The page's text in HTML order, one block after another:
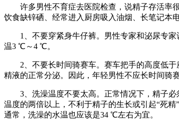
许多男性不育症去医院检查，说精子存活率很
饮食缺锌硒、经常进入厨房吸入油烟、长笔记本
1、不要穿紧身牛仔裤。男性专家和泌尿专家
温3 ℃～4 ℃。
2、不要长时间骑赛车。赛车把手的高度低于
精液的正常分泌。因此，年轻男性不应长时间骑
3、洗澡温度不要太高。正常情况下，精子必
温度的两倍以上，不利于精子的生长或引起“死
通常，洗澡的水温也应该是34 ℃左右为宜。